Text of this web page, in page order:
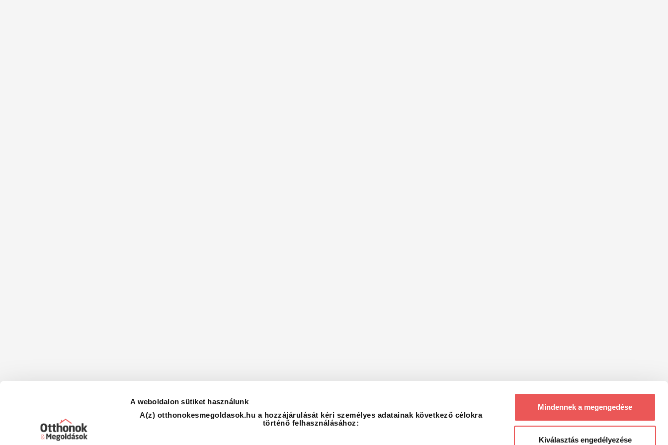
A weboldalon sütiket használunk
A(z) otthonokesmegoldasok.hu a hozzájárulását kéri személyes adatainak következő célokra
történő felhasználásához:
Mindennek a megengedése
Kiválasztás engedélyezése